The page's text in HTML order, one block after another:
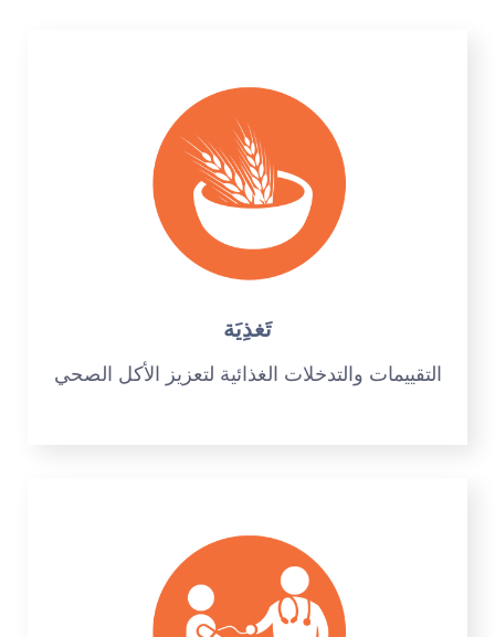
تَغذِيَة
التقييمات والتدخلات الغذائية لتعزيز الأكل الصحي